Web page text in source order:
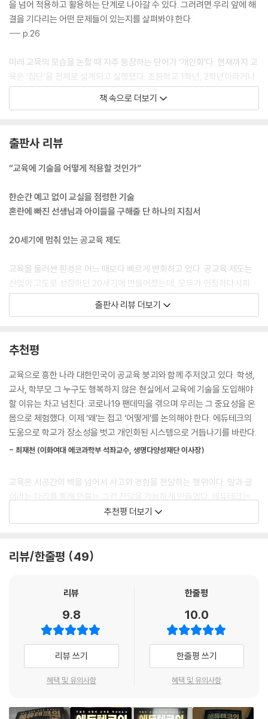
을 넘어 적용하고 활용하는 단계로 나아갈 수 있다. 그러려면 우리 앞에 해
결을 기다리는 어떤 문제들이 있는지를 살펴봐야 한다.
--- p.26
미래 교육의 모습을 논할 때 자주 등장하는 단어가 ‘개인화’다. 현재까지 교
육은 ‘집단’을 전제로 설계되고 실행됐다. 초등학교 1학년, 2학년이라거나
중학교 1학년, 2학년이라는 식으로 학년에 따른 구분만 존재했다. 교육과
정에서 개인은 보이지 않았다. 개인이 고려되지 않은 교육과정을 이수하면
--- p.47
지켜낼 수 있을까? 기술은 그 본질마저도 스스로 변화시킬지 모른다. 한 가
지 확실한 것은 인간이 만드는 기술은 인간을 위한 것이어야 하고, 인간을
기술을 만들고 사용한다. 이 명제가 언제나 참이기를 기대한다.
학생들에게는 단순한 스마트 기기 사용법이 아니라 학교에서 스마트 기기
를 어떻게 활용할 것인지에 대한 전반적인 안내가 필요하다. 학생들에게
컴퓨터는 학습을 위한 도구도 될수 있고, 게임을 위한 도구도 될 수 있다.
출 수 있는 교육이 필요하다.
이제 학교는 장소가 갖는 한계를 기술로 벗어나야 한다. 코로나 록다운이
해제되고 이제 학생들이 매일 등교하게 됐는데 왜 스마트 기기를 사용해야
하느냐고 묻는 교사들도 있다. 2016년 한국에 처음으로 크롬북을 출시하
면서 꿈꾸었던 건 전염병 때문에 어쩔 수 없이 원격 수업에 스마트 기기를
사용하는 모습이 아니었다. 장소와 상관없이 다양한 형태의 수업에 활용되
을 진행할 수 있어야 한다. 학교는 더는 ‘장소’가 아니라 학생들을 가르치고
성장시키는 ‘시스템’이 되어야 한다.
면 당연한 결과다. 가만히 앉아서 듣기만 하던 학생들에게 수업의 주인공
이 되는 시간을 만들어준 결과다. 수업 시간에 스마트 기기가 내 앞에 놓여
만들어갈 수 있는 환경을 제공하자, 학생들은 즐거운 수업으로 반응했다.
학생에 관한 데이터를 수집하고, 관리하고, 잘 활용하는 일은 미래 교육을
실현하는 데 반드시 필요하다. 특히 개별화된 교육과정의 설계, 진로지도,
생활지도는 개인화가 핵심적인 요소이므로 그 근거가 되는 학생 관련 데이
터를 활용해야만 한다. 이제 기술을 적극적으로 활용해 데이터를 모으고
---- p.181
책 속으로 더보기
출판사 리뷰
“교육에 기술을 어떻게 적용할 것인가”
한순간 예고 없이 교실을 점령한 기술
혼란에 빠진 선생님과 아이들을 구해줄 단 하나의 지침서
20세기에 멈춰 있는 공교육 제도
교육을 둘러싼 환경은 어느 때보다 빠르게 변화하고 있다. 공교육 제도는
산업이 고도로 성장하던 20세기에 만들어졌는데, 모두가 인정하다시피
개인의 고유한 특성에 대한 배려가 부족하다. 표준화된 교육을 통해 사회
가 필요로 하는 인재를 길러내는 데 초점이 맞춰져 있어서다. 하지만 이제
가 됐다. 그러므로 교육의 핵심 과제는 다음 세대를 위해 개인의 특성을 발
견하고 성장시키는 것이어야 한다.
개인 중심의 교육 시스템 개편과 기술 적용
표준화된 교육에서 개인을 생각하고 배려하는 교육으로 나아가기 위해서
교육으로 변화하려면 새로운 도구가 필요하다. 한 명의 교사가 학생 한 명
고민 속에 구원투수로 등장한 것이 바로 기술이다.
스마트 기기의 보급과 교육 현장에서의 ‘혼란’
전자칠판 등 새로운 도구가 교육 현장에 속속 적용됐다. 코로나19 시대를
교육에 기술을 어떻게 적용할 것인가?
스마트 기기 사용법, 인공지능 활용 수업을 말하기 전에 이 질문에 답해야
한다. 그러려면 기술이 무엇인지를 먼저 이해하고, 기술을 교육에 적용하
려는 이유를 명확히 해야 한다. 교육의 목적이 분명히 변화한 만큼 그 목적
을 달성하는 수단으로서의 기술을 정확하게 인식할 때 미래 교육은 올바른
출판사 리뷰 더보기
추천평
교육으로 흥한 나라 대한민국이 공교육 붕괴와 함께 주저앉고 있다. 학생,
교사, 학부모 그 누구도 행복하지 않은 현실에서 교육에 기술을 도입해야
할 이유는 차고 넘친다. 코로나19 팬데믹을 겪으며 우리는 그 중요성을 온
몸으로 체험했다. 이제 ‘왜’는 접고 ‘어떻게’를 논의해야 한다. 에듀테크의
도움으로 학교가 장소성을 벗고 개인화된 시스템으로 거듭나기를 바란다.
- 최재천 (이화여대 에코과학부 석좌교수, 생명다양성재단 이사장)
교육은 시공간의 벽을 넘어서 사고와 경험을 전달하는 행위이다. 말과 글
이라는 다리를 통해 인류는 그런 전달을 가능하게 만들었다. 에듀테크는
말과 글이 가진 한계를 넘어서기 위한 새로운 교육의 다리이다. 하지만 아
직도 우리 사회는 에듀테크를 꽤나 낯설어한다. 에듀테크가 왜 필요한가?
문에 관해 넓고, 깊게 답한다. 미래 세대를 위한 새로운 교육의 다리를 놓고
『에듀테크의 시대』는 교육과 AI 디지털 기술의 조화로운 결합을 강조한 도
서라고 할 수 있다. 이 책은 학교 교육에서 AI 디지털 기술을 효과적으로 활
용해야 하는 현실적인 이유를 제시하고 있으며, AI 디지털 기기 이용에 대
한 여러 가지 실무적인 절차를 포함하고 있다. 초중등 교사에게 참고 도서
로 강력히 추천한다.
추천평 더보기
리뷰/한줄평 49
리뷰
9.8
리뷰 쓰기
혜택 및 유의사항
한줄평
10.0
한줄평 쓰기
혜택 및 유의사항